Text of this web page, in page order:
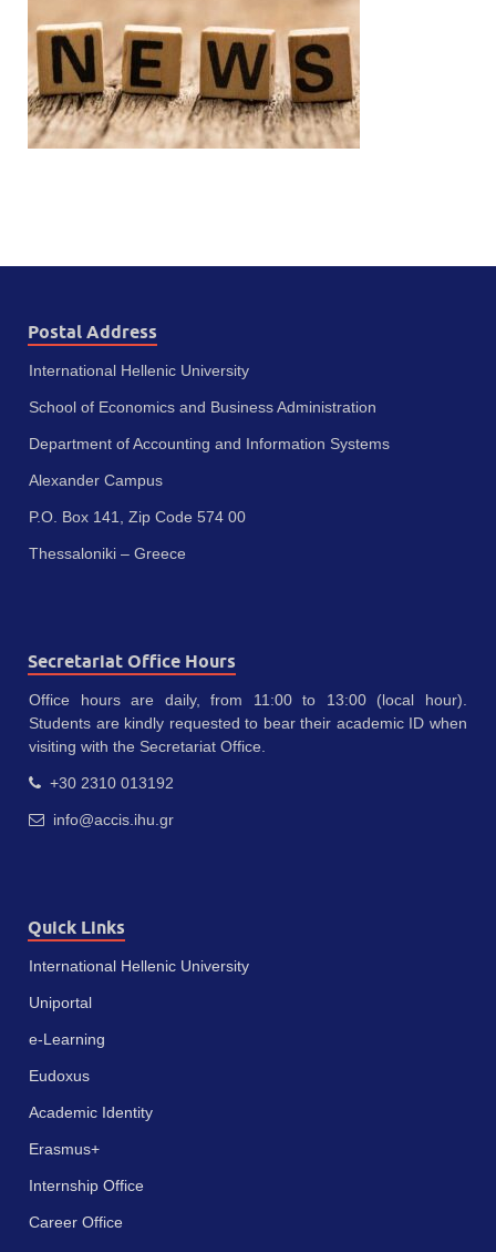
Postal Address
International Hellenic University
School of Economics and Business Administration
Department of Accounting and Information Systems
Alexander Campus
P.O. Box 141, Zip Code 574 00
Thessaloniki – Greece
Secretariat Office Hours
Office hours are daily, from 11:00 to 13:00 (local hour).
Students are kindly requested to bear their academic ID when
visiting with the Secretariat Office.
+30 2310 013192
info@accis.ihu.gr
Quick Links
International Hellenic University
Uniportal
e-Learning
Eudoxus
Academic Identity
Erasmus+
Internship Office
Career Office